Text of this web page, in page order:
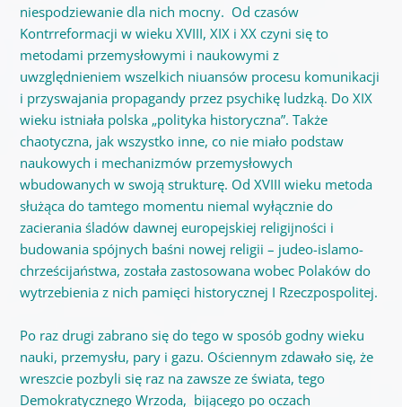
niespodziewanie dla nich mocny. Od czasów
Kontrreformacji w wieku XVIII, XIX i XX czyni się to
metodami przemysłowymi i naukowymi z
uwzględnieniem wszelkich niuansów procesu komunikacji
i przyswajania propagandy przez psychikę ludzką. Do XIX
wieku istniała polska „polityka historyczna”. Także
chaotyczna, jak wszystko inne, co nie miało podstaw
naukowych i mechanizmów przemysłowych
wbudowanych w swoją strukturę. Od XVIII wieku metoda
służąca do tamtego momentu niemal wyłącznie do
zacierania śladów dawnej europejskiej religijności i
budowania spójnych baśni nowej religii – judeo-islamo-
chrześcijaństwa, została zastosowana wobec Polaków do
wytrzebienia z nich pamięci historycznej I Rzeczpospolitej.
Po raz drugi zabrano się do tego w sposób godny wieku
nauki, przemysłu, pary i gazu. Ościennym zdawało się, że
wreszcie pozbyli się raz na zawsze ze świata, tego
Demokratycznego Wrzoda, bijącego po oczach